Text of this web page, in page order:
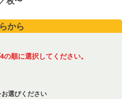
から
順に選択してください。
選びください